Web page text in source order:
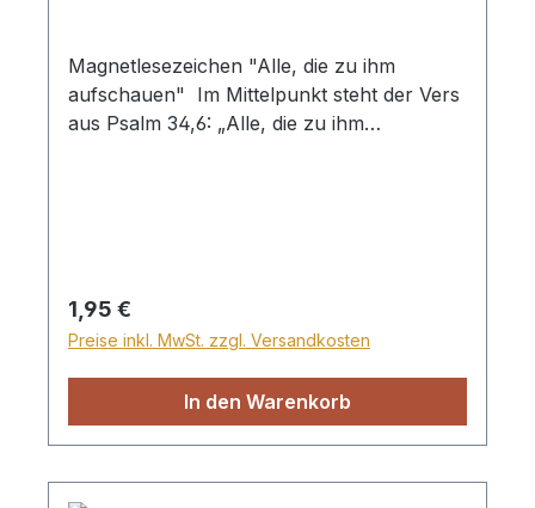
Magnetlesezeichen "Alle, die zu ihm
aufschauen" Im Mittelpunkt steht der Vers
aus Psalm 34,6: „Alle, die zu ihm
Regulärer Preis:
1,95 €
Preise inkl. MwSt. zzgl. Versandkosten
In den Warenkorb